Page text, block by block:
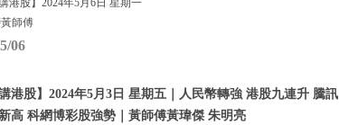
講港股】2024年5月6日 星期一
師傅
06
講港股】2024年5月3日 星期五｜人民幣轉強 港股九連升 騰訊
高 科網博彩股強勢｜黃師傅黃瑋傑 朱明亮